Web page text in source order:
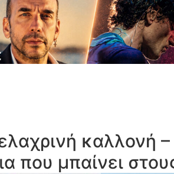
καλλονή –
που μπαίνει